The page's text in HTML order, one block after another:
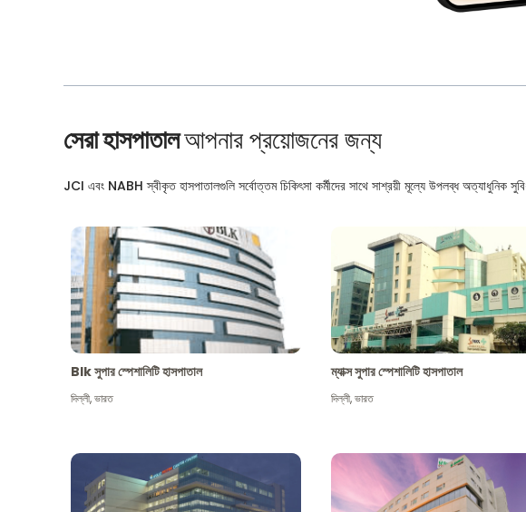
সেরা হাসপাতালআপনার প্রয়োজনের জন্য
JCI এবং NABH স্বীকৃত হাসপাতালগুলি সর্বোত্তম চিকিৎসা কর্মীদের সাথে সাশ্রয়ী মূল্যে উপলব্ধ অত্যাধুনিক
Blk সুপার স্পেশালিটি হাসপাতাল
দিল্লী,ভারত
ম্যাক্স সুপার স্পেশালিটি হাসপাতাল
দিল্লী,ভারত